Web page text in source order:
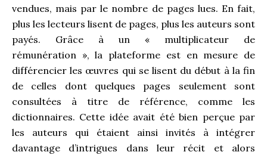
vendues, mais par le nombre de pages lues. En fait,
plus les lecteurs lisent de pages, plus les auteurs sont
payés. Grâce à un « multiplicateur de
rémunération », la plateforme est en mesure de
différencier les œuvres qui se lisent du début à la fin
de celles dont quelques pages seulement sont
consultées à titre de référence, comme les
dictionnaires. Cette idée avait été bien perçue par
les auteurs qui étaient ainsi invités à intégrer
davantage d’intrigues dans leur récit et alors